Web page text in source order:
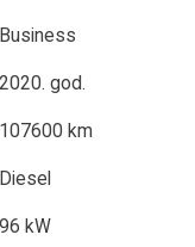
Business
2020. god.
107600 km
Diesel
96 kW